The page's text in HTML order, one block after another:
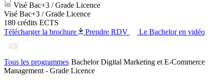
Visé Bac+3 / Grade Licence
Visé Bac+3 / Grade Licence
180 crédits ECTS
Télécharger la brochure
Prendre RDV Le Bachelor en vidéo
Tous les programmes Bachelor Digital Marketing et E-Commerce
Management - Grade Licence